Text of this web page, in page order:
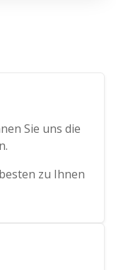
Sie uns die
zu Ihnen